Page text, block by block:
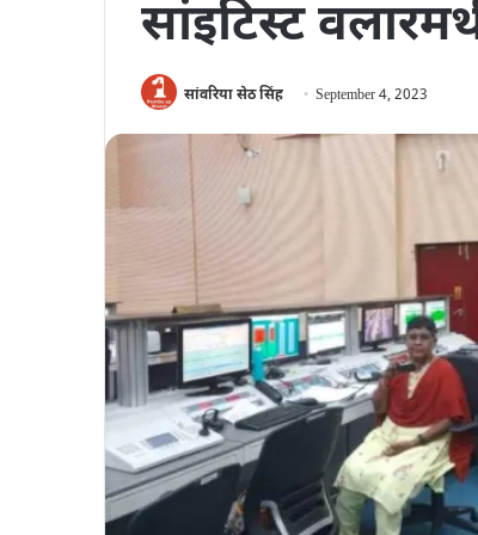
सांइटिस्ट
सांवरिया सेठ सिंह September 4, 2023